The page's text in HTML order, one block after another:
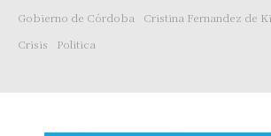
Gobierno de Córdoba
Cristina Fernandez de
Crisis
Politica